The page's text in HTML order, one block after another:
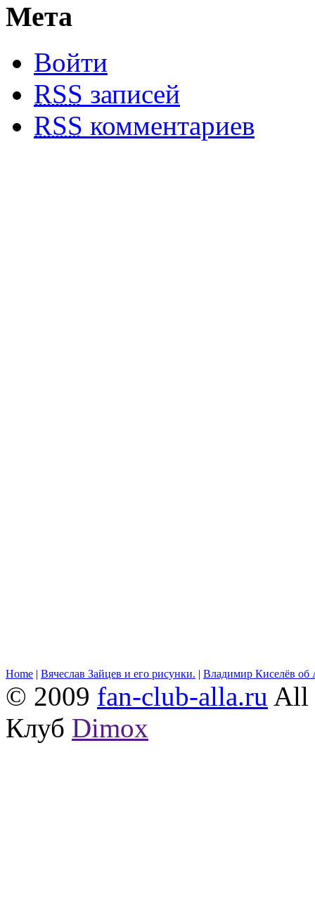
Мета
Войти
RSS записей
RSS комментариев
Home | Вячеслав Зайцев и его рисунки. | Владимир Киселёв об
© 2009 fan-club-alla.ru All
Клуб Dimox